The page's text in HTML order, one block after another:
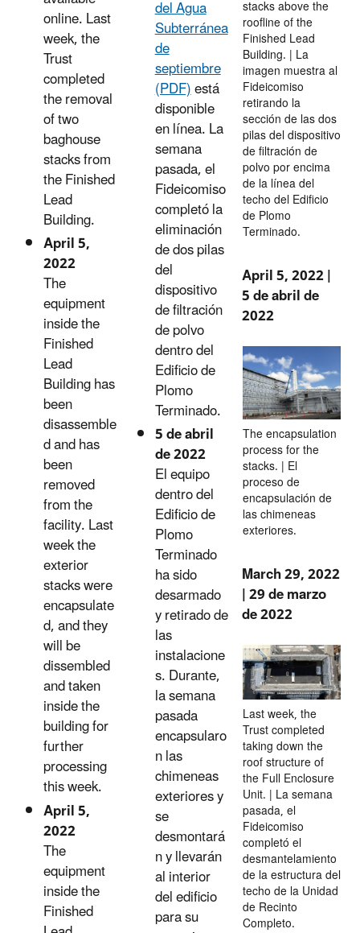
online. Last
week, the
Trust
completed
the removal
of two
baghouse
stacks from
the Finished
Lead
Building.
April 5,
2022
The
equipment
inside the
Finished
Lead
Building has
been
disassemble
d and has
been
removed
from the
facility. Last
week the
exterior
stacks were
encapsulate
d, and they
will be
dissembled
and taken
inside the
building for
further
processing
this week.
April 5,
2022
The
equipment
inside the
Finished
del Agua
Subterránea
de
septiembre
(PDF)está
disponible
en línea. La
semana
pasada, el
Fideicomiso
completó la
eliminación
de dos pilas
del
dispositivo
de filtración
de polvo
dentro del
Edificio de
Plomo
Terminado.
5 de abril
de 2022
El equipo
dentro del
Edificio de
Plomo
Terminado
ha sido
desarmado
y retirado de
las
instalacione
s. Durante,
la semana
pasada
encapsularo
n las
chimeneas
exteriores y
se
desmontará
n y llevarán
al interior
del edificio
para su
stacks above the
roofline of the
Finished Lead
Building. | La
imagen muestra al
Fideicomiso
retirando la
sección de las dos
pilas del dispositivo
de filtración de
polvo por encima
de la línea del
techo del Edificio
de Plomo
Terminado.
April 5, 2022 |
5 de abril de
2022
The encapsulation
process for the
stacks. | El
proceso de
encapsulación de
las chimeneas
exteriores.
March 29, 2022
| 29 de marzo
de 2022
Last week, the
Trust completed
taking down the
roof structure of
the Full Enclosure
Unit. | La semana
pasada, el
Fideicomiso
completó el
desmantelamiento
de la estructura del
techo de la Unidad
de Recinto
Completo.